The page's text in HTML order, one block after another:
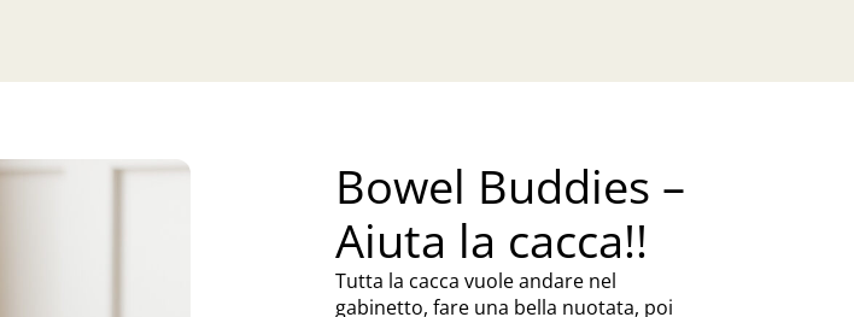
Bowel Buddies –
Aiuta la cacca!!
Tutta la cacca vuole andare nel
gabinetto, fare una bella nuotata, poi